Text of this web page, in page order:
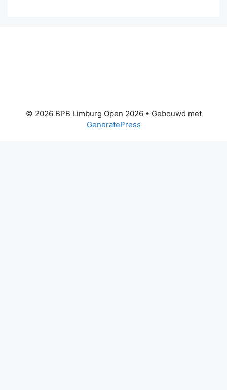
© 2026 BPB Limburg Open 2026• Gebouwd met
GeneratePress